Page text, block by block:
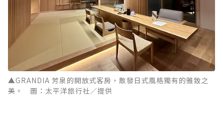
▲GRANDIA 芳泉的開放式客房，散發日式風格獨有的雅致之
美。 圖：太平洋旅行社／提供